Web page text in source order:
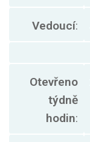
Vedoucí:
Otevřeno
týdně
hodin: